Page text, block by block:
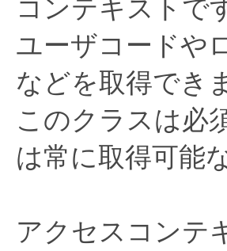
コンテキストで
ユーザコードや
などを取得でき
このクラスは必
は常に取得可能
アクセスコンテ